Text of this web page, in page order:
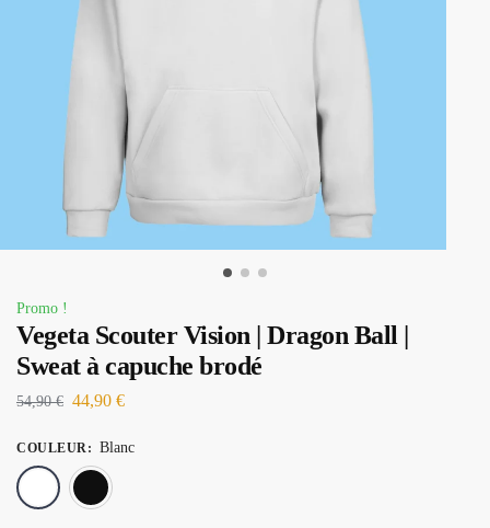
Promo !
Vegeta Scouter Vision | Dragon Ball |
Sweat à capuche brodé
54,90€ 44,90 €
COULEUR : Blanc